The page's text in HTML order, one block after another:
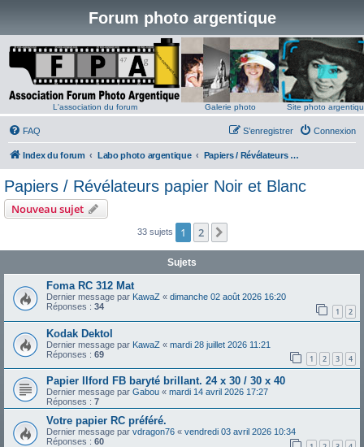
Forum photo argentique
L'association du forum Galerie photo Site photo
FAQ Connexion
S’enregistrer
Index du forum Labo photo argentique Papiers / Révélateurs papier Noir et Blanc
Papiers / Révélateurs papier Noir et Blanc
Nouveau sujet
33 sujets 1 2
Sujets
Foma RC 312 Mat
Dernier message par KawaZ « dimanche 02 août 2026 16:20
Réponses : 34 1 2
Kodak Dektol
Dernier message par KawaZ « mardi 28 juillet 2026 11:21
Réponses : 69 1 2 3 4
Papier Ilford FB baryté brillant. 24 x 30 / 30 x 40
Dernier message par Gabou « mardi 14 avril 2026 17:27
Réponses : 7
Votre papier RC préféré.
Dernier message par vdragon76 « vendredi 03 avril 2026 10:34
Réponses : 60